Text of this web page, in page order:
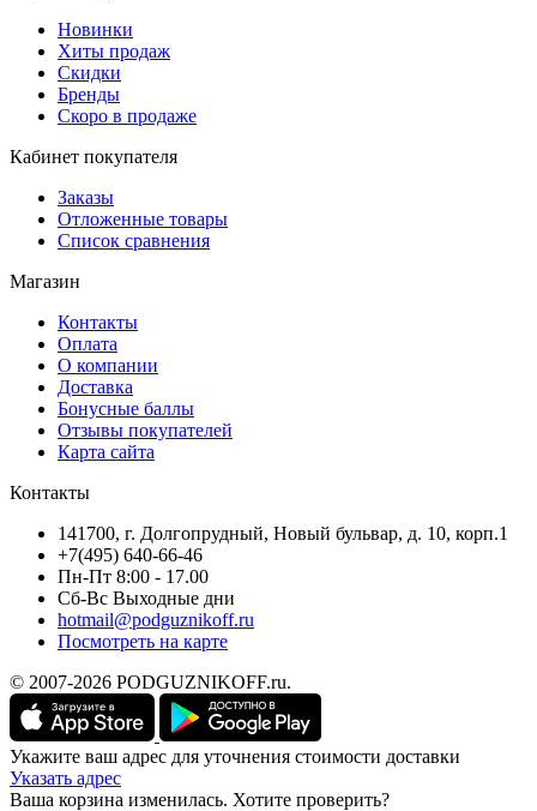
Новинки
Хиты продаж
Скидки
Бренды
Скоро в продаже
Кабинет покупателя
Заказы
Отложенные товары
Список сравнения
Магазин
Контакты
Оплата
О компании
Доставка
Бонусные баллы
Отзывы покупателей
Карта сайта
Контакты
141700, г. Долгопрудный, Новый бульвар, д. 10, корп.1
+7(495) 640-66-46
Пн-Пт 8:00 - 17.00
Сб-Вс Выходные дни
hotmail@podguznikoff.ru
Посмотреть на карте
© 2007-2026 PODGUZNIKOFF.ru.
Укажите ваш адрес для уточнения стоимости доставки
Указать адрес
Ваша корзина изменилась. Хотите проверить?